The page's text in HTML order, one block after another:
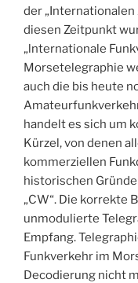
der „Internationalen
diesen Zeitpunkt
„lnternationale
Morsetelegraphie
auch die bis heute
handelt es sich um
Kürzel, von denen
kommerziellen
historischen
„CW“. Die korrekte
unmodulierte
Empfang.
Funkverkehr im
Decodierung nicht